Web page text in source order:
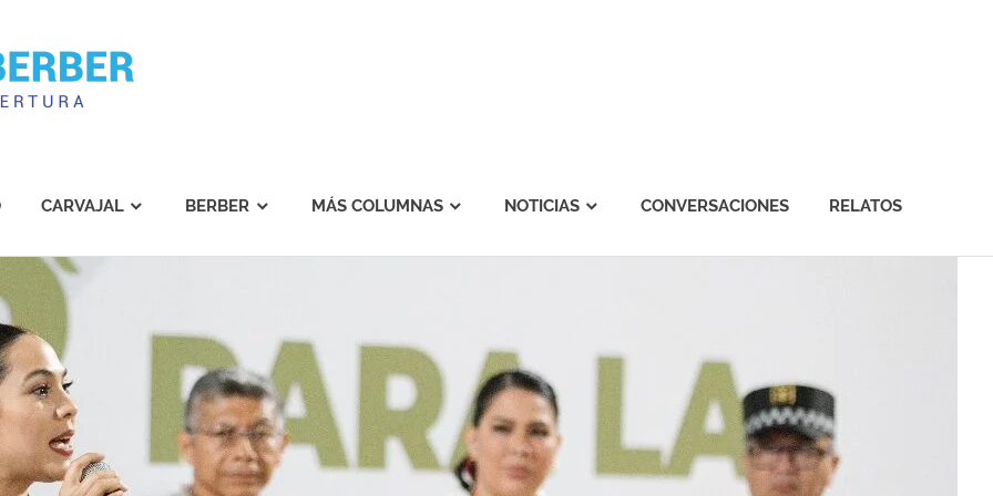
CARVAJAL BERBER MÁS COLUMNAS NOTICIAS CONVERSACIONES RELATOS